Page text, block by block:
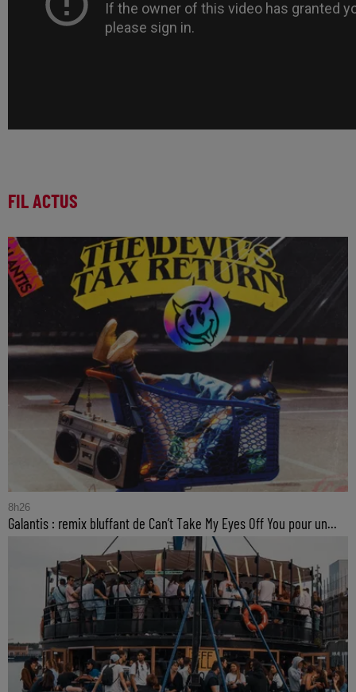
FIL ACTUS
8h26
Galantis : remix bluffant de Can’t Take My Eyes Off You pour un...